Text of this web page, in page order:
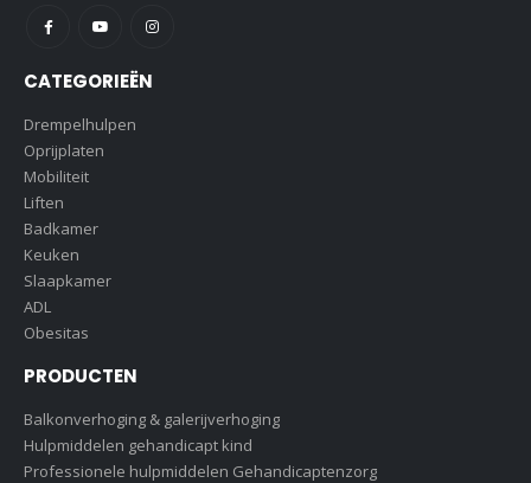
CATEGORIEËN
Drempelhulpen
Oprijplaten
Mobiliteit
Liften
Badkamer
Keuken
Slaapkamer
ADL
Obesitas
PRODUCTEN
Balkonverhoging & galerijverhoging
Hulpmiddelen gehandicapt kind
Professionele hulpmiddelen Gehandicaptenzorg